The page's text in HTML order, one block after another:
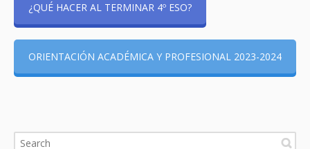
¿QUÉ HACER AL TERMINAR 4º ESO?
ORIENTACIÓN ACADÉMICA Y PROFESIONAL 2023-2024